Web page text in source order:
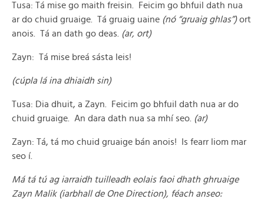
Tusa: Tá mise go maith freisin. Feicim go bhfuil dath nua
ar do chuid gruaige. Tá gruaig uaine (nó “gruaig ghlas”)ort
anois. Tá an dath go deas. (ar, ort)
Zayn: Tá mise breá sásta leis!
(cúpla lá ina dhiaidh sin)
Tusa: Dia dhuit, a Zayn. Feicim go bhfuil dath nua ar do
chuid gruaige. An dara dath nua sa mhí seo. (ar)
Zayn: Tá, tá mo chuid gruaige bán anois! Is fearr liom mar
seo í.
Má tá tú ag iarraidh tuilleadh eolais faoi dhath ghruaige
Zayn Malik (iarbhall de One Direction), féach anseo: